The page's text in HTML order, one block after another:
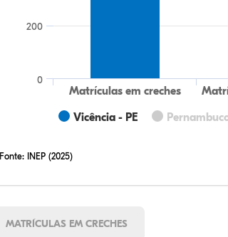
Vicência - PE
Matrículas em creches
0
200
Fonte: INEP (2025)
MATRÍCULAS EM CRECHES